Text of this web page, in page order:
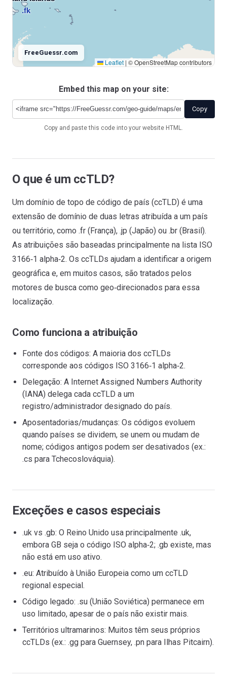
.fk
Antarctica
.aq
Leaflet | © OpenStreetMap contributors
FreeGuessr.com
Embed this map on your site:
Copy
Copy and paste this code into your website HTML.
O que é um ccTLD?
Um domínio de topo de código de país (ccTLD) é uma
extensão de domínio de duas letras atribuída a um país
ou território, como .fr (França), .jp (Japão) ou .br (Brasil).
As atribuições são baseadas principalmente na lista ISO
3166‑1 alpha‑2. Os ccTLDs ajudam a identificar a origem
geográfica e, em muitos casos, são tratados pelos
motores de busca como geo‑direcionados para essa
localização.
Como funciona a atribuição
Fonte dos códigos: A maioria dos ccTLDs
corresponde aos códigos ISO 3166‑1 alpha‑2.
Delegação: A Internet Assigned Numbers Authority
(IANA) delega cada ccTLD a um
registro/administrador designado do país.
Aposentadorias/mudanças: Os códigos evoluem
quando países se dividem, se unem ou mudam de
nome; códigos antigos podem ser desativados (ex.:
.cs para Tchecoslováquia).
Exceções e casos especiais
.uk vs .gb: O Reino Unido usa principalmente .uk,
embora GB seja o código ISO alpha‑2; .gb existe, mas
não está em uso ativo.
.eu: Atribuído à União Europeia como um ccTLD
regional especial.
Código legado: .su (União Soviética) permanece em
uso limitado, apesar de o país não existir mais.
Territórios ultramarinos: Muitos têm seus próprios
ccTLDs (ex.: .gg para Guernsey, .pn para Ilhas Pitcairn).